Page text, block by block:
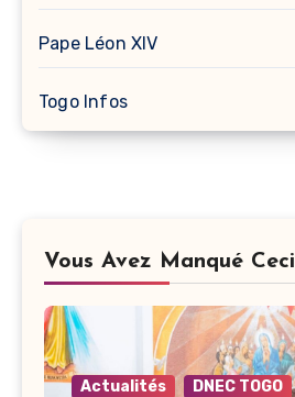
Pape Léon XIV
Togo Infos
Vous Avez Manqué Ceci
Actualités
DNEC TOGO